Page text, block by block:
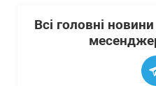
Всі головні